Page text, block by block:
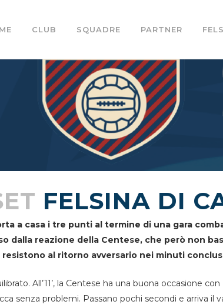
CLUB SQUADRE PARTNER
FELSINA DI
a casa i tre punti al termine di una gara
dalla reazione della Centese, che però non
resistono al ritorno avversario nei minuti
All’11’, la Centese ha una buona occasione
senza problemi. Passano pochi secondi e arriva